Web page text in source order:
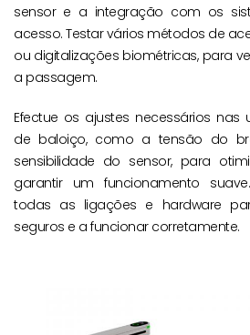
sensor e a integração com os
acesso. Testar vários métodos de
ou digitalizações biométricas, para
a passagem.
Efectue os ajustes necessários nas
de baloiço, como a tensão do
sensibilidade do sensor, para
garantir um funcionamento
todas as ligações e hardware
seguros e a funcionar corretamente.